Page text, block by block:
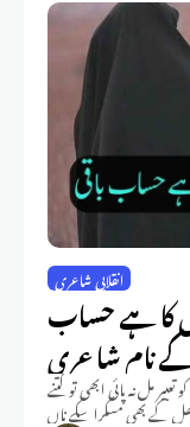
انقلابی شاعری
کا ہے حساب
کے نام شاعری
مل نہ پائی ابھی تو کتنے
کے بھی مسکرا سکے ناں